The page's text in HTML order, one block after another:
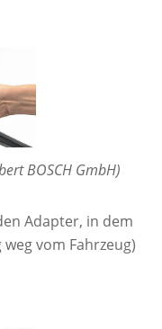
BOSCH GmbH)
Adapter, in dem
vom Fahrzeug)